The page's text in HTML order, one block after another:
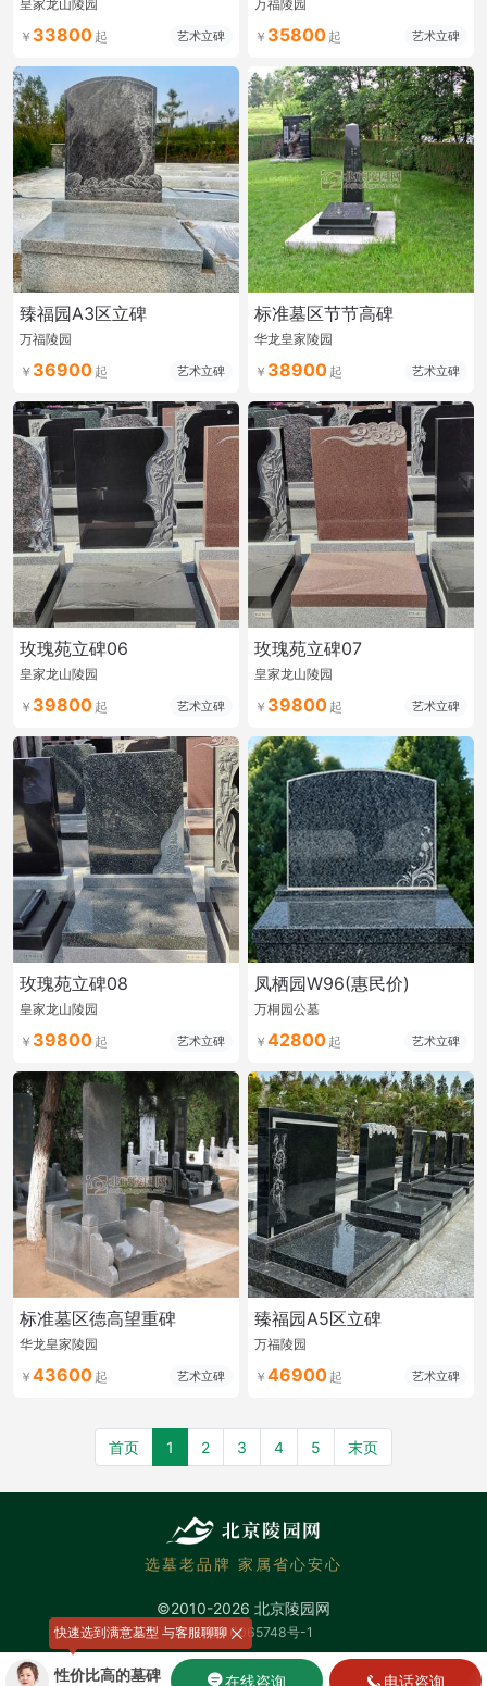
皇家龙山陵园
33800 艺术立碑
万福陵园
35800 艺术立碑
臻福园A3区立碑
万福陵园
36900 艺术立碑
标准墓区节节高碑
华龙皇家陵园
38900 艺术立碑
玫瑰苑立碑06
皇家龙山陵园
39800 艺术立碑
玫瑰苑立碑07
皇家龙山陵园
39800 艺术立碑
玫瑰苑立碑08
皇家龙山陵园
39800 艺术立碑
凤栖园W96(惠民价)
万桐园公墓
42800 艺术立碑
标准墓区德高望重碑
华龙皇家陵园
43600 艺术立碑
臻福园A5区立碑
万福陵园
46900 艺术立碑
首页 1 2 3 4 5 末页
性价比高的墓碑 在线咨询 电话咨询
快速选到满意墓型 与客服聊聊
选墓老品牌 家属省心安心
©2010-2026 北京陵园网
京ICP备16065748号-1